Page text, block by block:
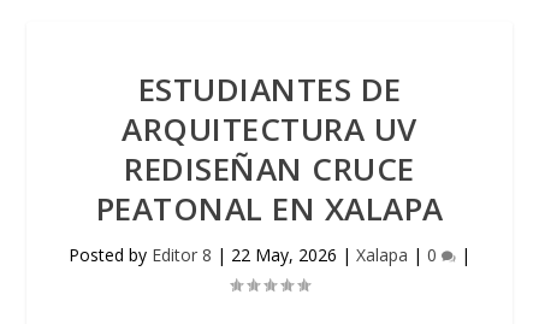
ESTUDIANTES DE
ARQUITECTURA UV
REDISEÑAN CRUCE
PEATONAL EN XALAPA
Posted by Editor 8 | 22 May, 2026 | Xalapa | 0 |